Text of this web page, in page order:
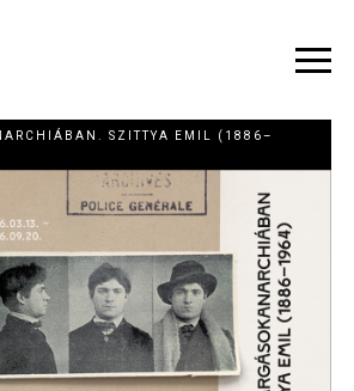
SZITTYA EMIL (1886–